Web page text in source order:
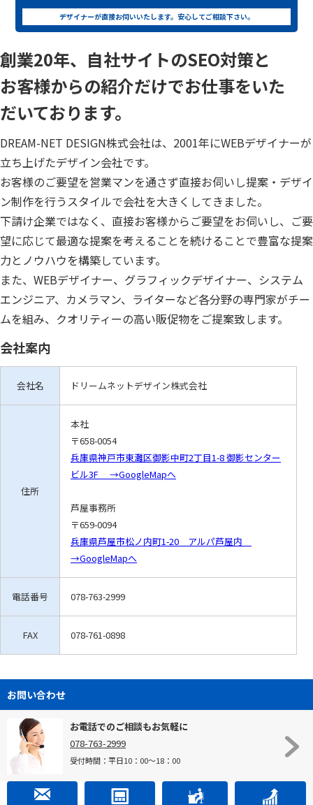
デザイナーが直接お伺いいたします。安心してご相談下さい。
創業20年、自社サイトのSEO対策と
お客様からの紹介だけでお仕事をいた
だいております。
DREAM-NET DESIGN株式会社は、2001年にWEBデザイナーが
立ち上げたデザイン会社です。
お客様のご要望を営業マンを通さず直接お伺いし提案・デザイ
ン制作を行うスタイルで会社を大きくしてきました。
下請け企業ではなく、直接お客様からご要望をお伺いし、ご要
望に応じて最適な提案を考えることを続けることで豊富な提案
力とノウハウを構築しています。
また、WEBデザイナー、グラフィックデザイナー、システム
エンジニア、カメラマン、ライターなど各分野の専門家がチー
ムを組み、クオリティーの高い販促物をご提案致します。
会社案内
会社名 ドリームネットデザイン株式会社
住所
本社
〒658-0054
兵庫県神戸市東灘区御影中町2丁目1-8 御影センター
ビル3F →GoogleMapへ
芦屋事務所
〒659-0094
兵庫県芦屋市松ノ内町1-20 アルパ芦屋内
→GoogleMapへ
電話番号 078-763-2999
FAX 078-761-0898
お問い合わせ
お電話でのご相談もお気軽に
078-763-2999
受付時間：平日10：00～18：00